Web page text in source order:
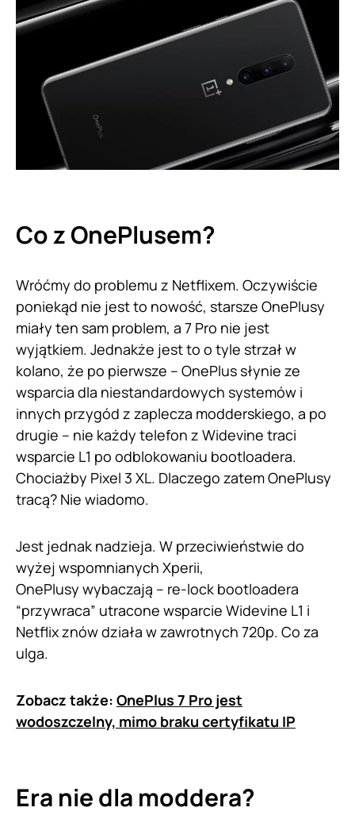
Co z OnePlusem?
Wróćmy do problemu z Netflixem. Oczywiście
poniekąd nie jest to nowość, starsze OnePlusy
miały ten sam problem, a 7 Pro nie jest
wyjątkiem. Jednakże jest to o tyle strzał w
kolano, że po pierwsze – OnePlus słynie ze
wsparcia dla niestandardowych systemów i
innych przygód z zaplecza modderskiego, a po
drugie – nie każdy telefon z Widevine traci
wsparcie L1 po odblokowaniu bootloadera.
Chociażby Pixel 3 XL. Dlaczego zatem OnePlusy
tracą? Nie wiadomo.
Jest jednak nadzieja. W przeciwieństwie do
wyżej wspomnianych Xperii,
OnePlusy wybaczają – re-lock bootloadera
“przywraca” utracone wsparcie Widevine L1 i
Netflix znów działa w zawrotnych 720p. Co za
ulga.
Zobacz także: OnePlus 7 Pro jest
wodoszczelny, mimo braku certyfikatu IP
Era nie dla moddera?